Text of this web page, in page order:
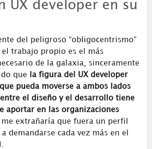
UX developer en su
del peligroso “obligocentrismo”
el trabajo propio es el más
de la galaxia, sinceramente
que
la figura del UX developer
pueda moverse a ambos lados
el diseño y el desarrollo tiene
aportar en las organizaciones
extrañaría que fuera un perfil
demandarse cada vez más en el